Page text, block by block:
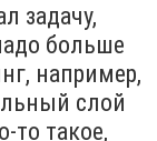
задачу,
больше
например,
слой
то такое,